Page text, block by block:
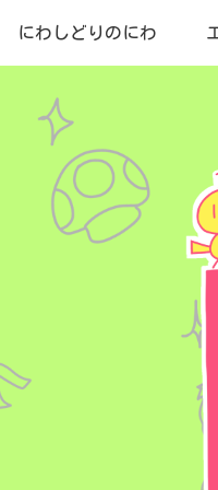
にわしどりのにわ